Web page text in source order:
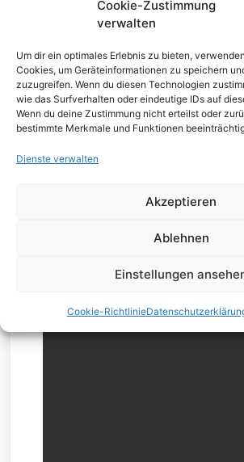
Cookie-Zustimmung
verwalten
Um dir ein optimales Erlebnis zu bieten,
Cookies, um Geräteinformationen zu speichern
zuzugreifen. Wenn du diesen Technologien
wie das Surfverhalten oder eindeutige IDs auf
Wenn du deine Zustimmung nicht erteilst oder
bestimmte Merkmale und Funktionen
Dienste verwalten
Akzeptieren
Ablehnen
Einstellungen
Cookie-Richtlinie